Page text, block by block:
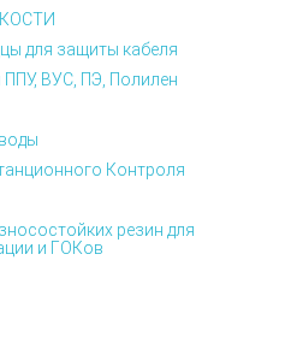
для защиты кабеля
ВУС, ПЭ, Полилен
Контроля
резин для
и ГОКов